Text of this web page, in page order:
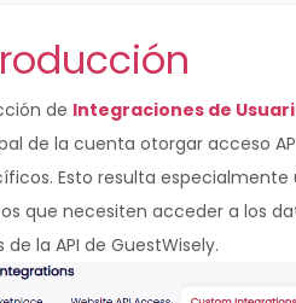
de Integraciones de
de la cuenta otorgar acceso
Esto resulta especialmente
que necesiten acceder a los
de la API de GuestWisely.